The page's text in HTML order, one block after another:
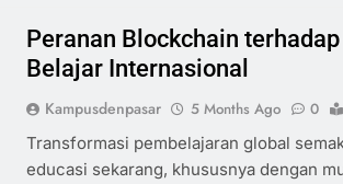
Peranan Blockchain
Belajar Internasional
Kampusdenpasar 5 Months Ago 0
Transformasi pembelajaran global
educasi sekarang, khususnya dengan